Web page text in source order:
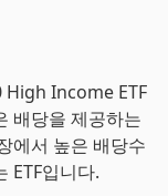
High Income ETF
배당을 제공하는
에서 높은 배당수
ETF입니다.